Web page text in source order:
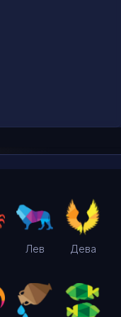
Лев Дева